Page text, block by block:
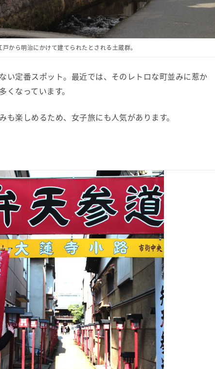
戸から明治にかけて建てられたとされる土蔵群。
い定番スポット。最近では、そのレトロな町並みに惹か
くなっています。
も楽しめるため、女子旅にも人気があります。